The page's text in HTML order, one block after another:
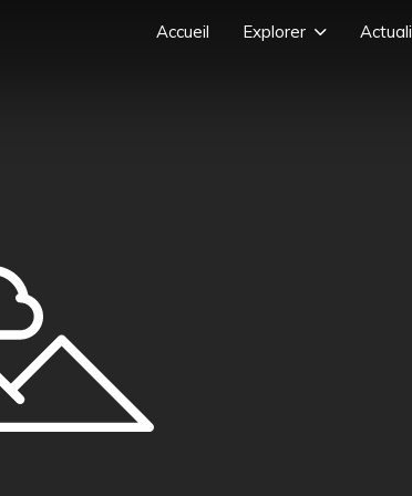
Accueil Explorer